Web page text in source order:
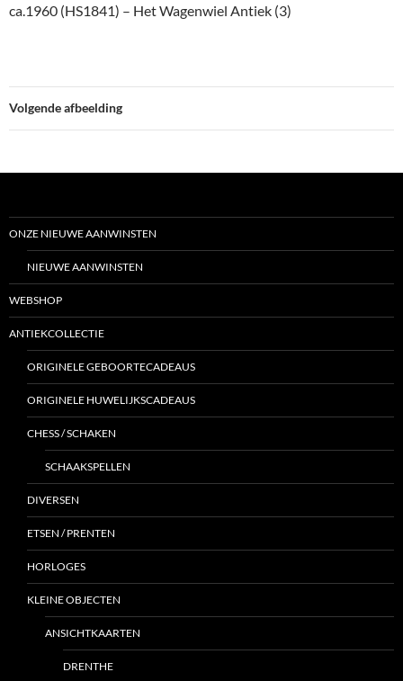
ca.1960 (HS1841) – Het Wagenwiel Antiek (3)
Volgende afbeelding
ONZE NIEUWE AANWINSTEN
NIEUWE AANWINSTEN
WEBSHOP
ANTIEKCOLLECTIE
ORIGINELE GEBOORTECADEAUS
ORIGINELE HUWELIJKSCADEAUS
CHESS / SCHAKEN
SCHAAKSPELLEN
DIVERSEN
ETSEN / PRENTEN
HORLOGES
KLEINE OBJECTEN
ANSICHTKAARTEN
DRENTHE